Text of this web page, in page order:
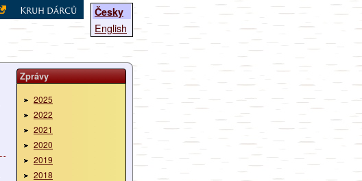
Česky
English
Kruh dárců
Zprávy
2025
2022
2021
2020
2019
2018